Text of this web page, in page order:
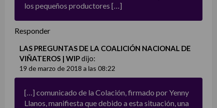
los pequeños productores […]
Responder
LAS PREGUNTAS DE LA COALICIÓN NACIONAL DE
VIÑATEROS | WIPdijo:
19 de marzo de 2018 a las 08:22
[…] comunicado de la Colación, firmado por Yenny
Llanos, manifiesta que debido a esta situación, una